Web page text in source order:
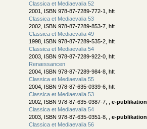
Classica et Mediaevalia 52
2001, ISBN 978-87-7289-772-1, hft
Classica et Mediaevalia 53
2002, ISBN 978-87-7289-853-7, hft
Classica et Mediaevalia 49
1998, ISBN 978-87-7289-535-2, hft
Classica et Mediaevalia 54
2003, ISBN 978-87-7289-922-0, hft
Renæssancen
2004, ISBN 978-87-7289-984-8, hft
Classica et Mediaevalia 55
2004, ISBN 978-87-635-0339-6, hft
Classica et Mediaevalia 53
2002, ISBN 978-87-635-0387-7, , e-publikation
Classica et Mediaevalia 54
2003, ISBN 978-87-635-0351-8, , e-publikation
Classica et Mediaevalia 56